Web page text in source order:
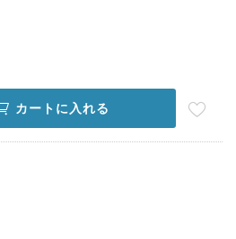
カートに入れる